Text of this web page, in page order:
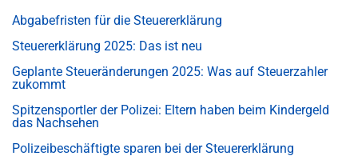
Abgabefristen für die Steuererklärung
Steuererklärung 2025: Das ist neu
Geplante Steueränderungen 2025: Was auf Steuerzahler
zukommt
Spitzensportler der Polizei: Eltern haben beim Kindergeld
das Nachsehen
Polizeibeschäftigte sparen bei der Steuererklärung